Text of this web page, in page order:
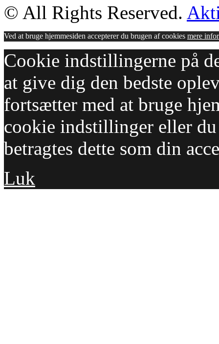
© All Rights Reserved.
Ved at bruge hjemmesiden accepterer du brugen af cookies mere
Cookie indstillingerne på
at give dig den bedste
fortsætter med at bruge
cookie indstillinger eller
betragtes dette som din
Luk